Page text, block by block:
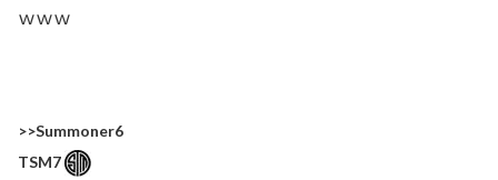
ｗｗｗ
>>Summoner6
TSM7